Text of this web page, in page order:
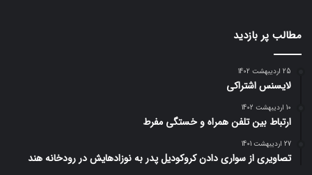
مطالب پر بازدید
25 اردیبهشت 1402
لایسنس اشتراکی
10 اردیبهشت 1402
ارتباط بین تلفن همراه و خستگی مفرط
27 اردیبهشت 1401
تصاویری از سواری دادن کروکودیل پدر به نوزادهایش در رودخانه هند